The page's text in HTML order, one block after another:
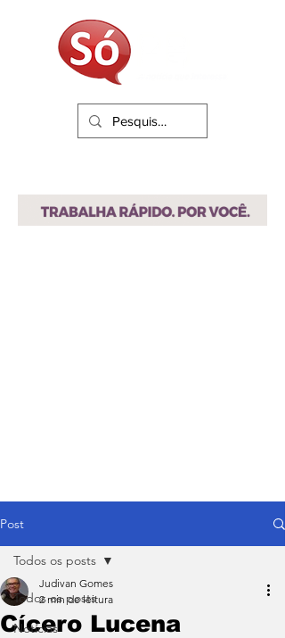
Post
Todos os posts
Notícias
Todos os posts
Cícero Lucena
Judivan Gomes
2 min de leitura